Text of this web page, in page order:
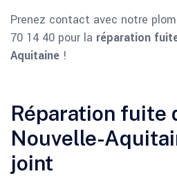
Prenez contact avec notre
70 14 40 pour la réparation
Aquitaine !
Réparation fuite
Nouvelle-
joint